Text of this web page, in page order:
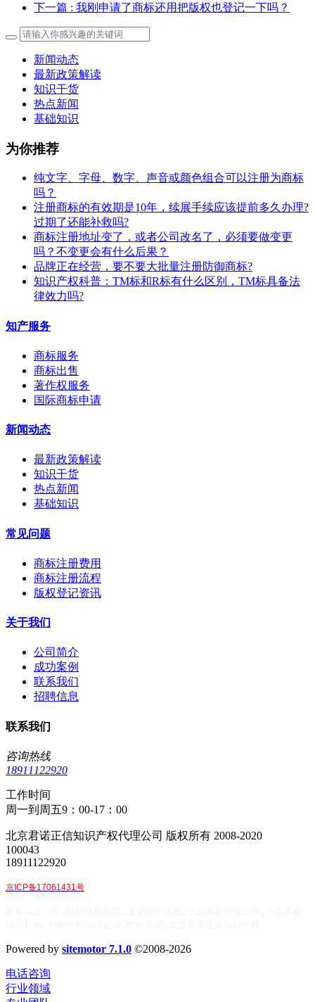
下一篇 : 我刚申请了商标还用把版权也登记一下吗？
新闻动态
最新政策解读
知识干货
热点新闻
基础知识
为你推荐
纯文字、字母、数字、声音或颜色组合可以注册为商标
吗？
注册商标的有效期是10年，续展手续应该提前多久办理?
过期了还能补救吗?
商标注册地址变了，或者公司改名了，必须要做变更
吗？不变更会有什么后果？
​品牌正在经营，要不要大批量注册防御商标?
知识产权科普：TM标和R标有什么区别，TM标具备法
律效力吗?
知产服务
商标服务
商标出售
著作权服务
国际商标申请
新闻动态
最新政策解读
知识干货
热点新闻
基础知识
常见问题
商标注册费用
商标注册流程
版权登记资讯
关于我们
公司简介
成功案例
联系我们
招聘信息
联系我们
咨询热线
18911122920
工作时间
周一到周五9：00-17：00
北京君诺正信知识产权代理公司 版权所有 2008-2020
100043
18911122920
京ICP备17061431号
Powered by sitemotor 7.1.0 ©2008-2026
电话咨询
行业领域